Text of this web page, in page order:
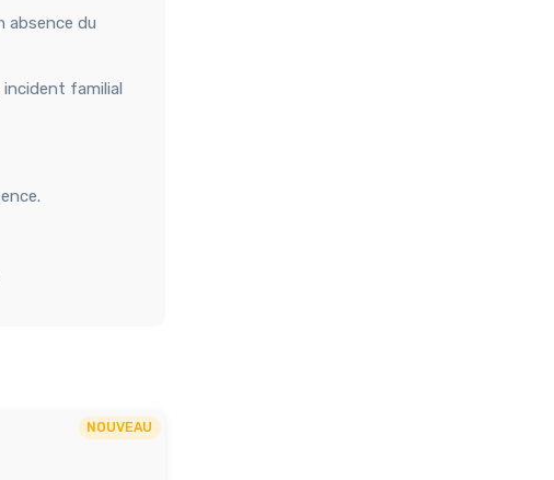
absence du
incident familial
NOUVEAU